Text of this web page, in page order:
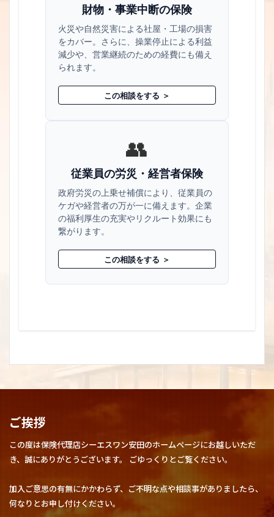
財物・事業中断の保険
火災や自然災害による社屋・工場の損害
をカバー。さらに、操業停止による利益
減少や、営業継続のための経費にも備え
られます。
この相談をする ＞
👥
従業員の労災・経営者保険
政府労災の上乗せ補償により、従業員の
ケガや経営者の万が一に備えます。企業
の福利厚生の充実やリクルート効果にも
繋がります。
この相談をする ＞
ご挨拶
この度は保険代理店シーエスワン安田のホームページにお越しいただ
き、誠にありがとうございます。 ごゆっくりとご覧ください。
加入ご意思の有無にかかわらず、ご不明な点や相談事がありましたら、
何なりとお申し付けください。